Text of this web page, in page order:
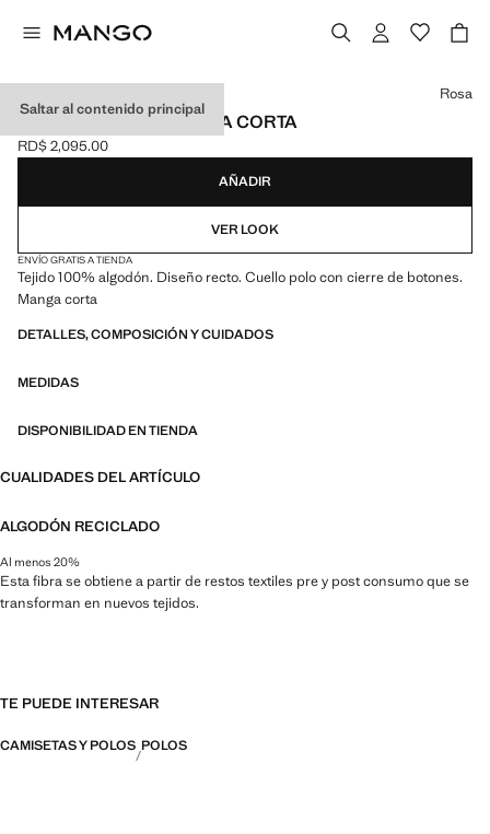
Saltar al contenido principal
POLO ALGODÓN MANGA CORTA
Precio actual [RD$ 2,095.00 ]
RD$ 2,095.00
Selecciona un color
Rosa
AÑADIR
VER LOOK
ENVÍO GRATIS A TIENDA
Tejido 100% algodón. Diseño recto. Cuello polo con cierre de botones.
Manga corta
DETALLES, COMPOSICIÓN Y CUIDADOS
MEDIDAS
DISPONIBILIDAD EN TIENDA
CUALIDADES DEL ARTÍCULO
ALGODÓN RECICLADO
Al menos 20%
Esta fibra se obtiene a partir de restos textiles pre y post consumo que se
transforman en nuevos tejidos.
TE PUEDE INTERESAR
CAMISETAS Y POLOS POLOS